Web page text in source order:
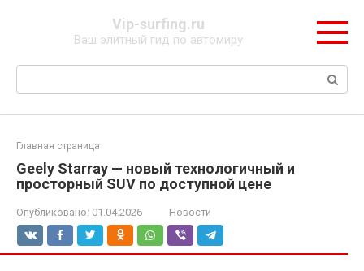
Vip-surfing.ru
Ваш элитный гид по автомиру
Поиск:
Главная страница
Geely Starray — новый технологичный и
просторный SUV по доступной цене
Опубликовано: 01.04.2026 Новости